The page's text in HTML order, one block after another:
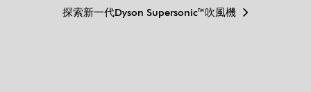
探索新一代Dyson Supersonic™吹風機